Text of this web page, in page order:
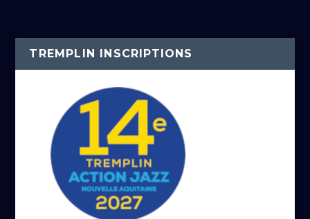
TREMPLIN INSCRIPTIONS